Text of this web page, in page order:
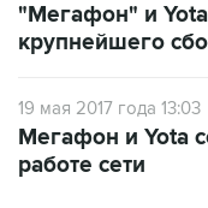
"Мегафон" и Yota
крупнейшего
19 мая 2017 года 13:03
Мегафон и Yota
работе сети